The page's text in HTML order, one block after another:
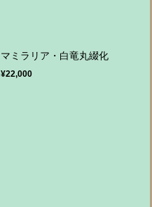
マミラリア・白竜丸綴化
¥22,000